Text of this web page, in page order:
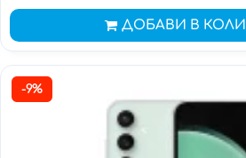
ДОБАВИ В
-9%